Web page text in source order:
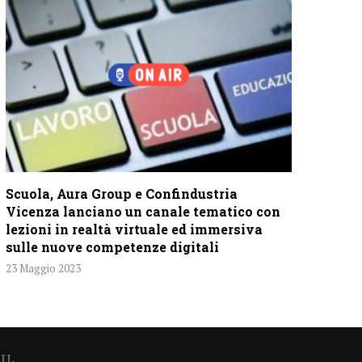
Scuola, Aura Group e Confindustria
Vicenza lanciano un canale tematico con
lezioni in realtà virtuale ed immersiva
sulle nuove competenze digitali
23 Maggio 2023